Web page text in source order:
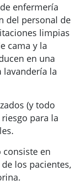
enfermería
del personal de
limpias
cama y la
en una
lavandería la
(y todo
para la
consiste en
los pacientes,